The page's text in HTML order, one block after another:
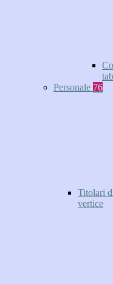
Personale 76
Titolari
vertice